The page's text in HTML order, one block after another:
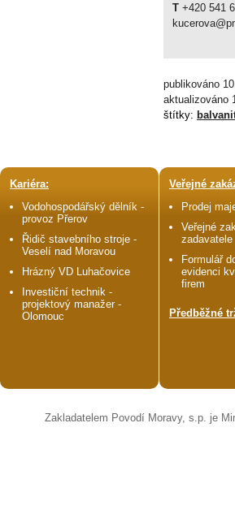
T+420 541
publikováno
aktualizováno
štítky:
Kariéra:
Vodohospodářský dělník -
provoz Přerov
Řidič stavebního stroje -
Veselí nad Moravou
Hrázný VD Luhačovice
Investiční technik -
projektový manažer -
Olomouc
Veřejné
Prodej
Veřejné
zadavatele
Formulář
evidenci
firem
Předběžné
Zakladatelem Povodí Moravy, s.p. je